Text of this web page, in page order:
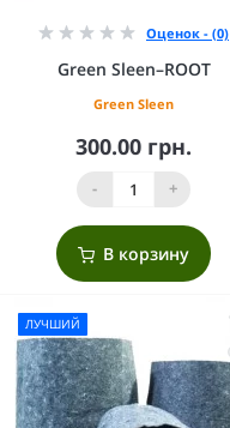
Оценок - (0)
Green Sleen–ROOT
Green Sleen
300.00 грн.
- +
В корзину
ЛУЧШИЙ